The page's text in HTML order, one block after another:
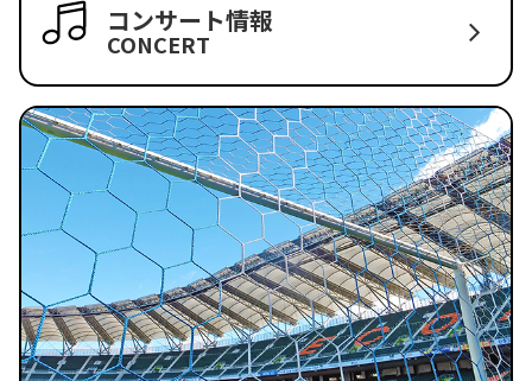
コンサート情報
CONCERT